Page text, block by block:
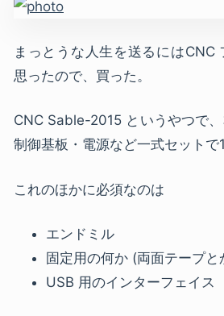
まっとうな人生を送るにはCNC
思ったので、買った。
CNC Sable-2015 というやつで、
制御基板・電源など一式セットで
これのほかに必須なのは
エンドミル
固定用の何か (両面テープと
USB 用のインターフェイス